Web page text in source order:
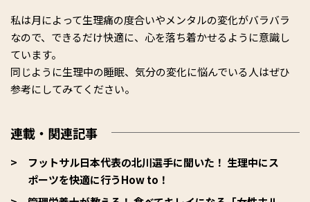
私は月によって生理痛の度合いやメンタルの変化がバラバラ
なので、できるだけ快適に、心を落ち着かせるように意識し
ています。
同じように生理中の睡眠、気分の変化に悩んでいる人はぜひ
参考にしてみてください。
連載・関連記事
フットサル日本代表の北川選手に聞いた！ 生理中にス
ポーツを快適に行うHow to！